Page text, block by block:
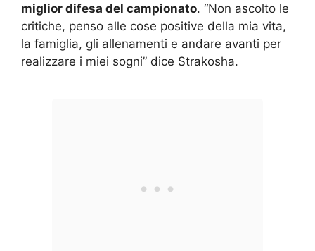
miglior difesa del campionato. “Non ascolto le
critiche, penso alle cose positive della mia vita,
la famiglia, gli allenamenti e andare avanti per
realizzare i miei sogni” dice Strakosha.